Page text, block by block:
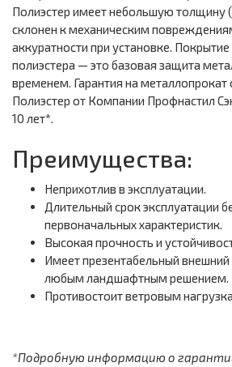
Полиэстер имеет небольшую толщину
склонен к механическим
аккуратности при установке.
полиэстера — это базовая защита
временем. Гарантия на металлопрокат
Полиэстер от Компании Профнастил
10 лет*.
Преимущества:
Неприхотлив в эксплуатации.
Длительный срок эксплуатации
первоначальных характеристик.
Высокая прочность и
Имеет презентабельный
любым ландшафтным решением.
Противостоит ветровым
*Подробную информацию о